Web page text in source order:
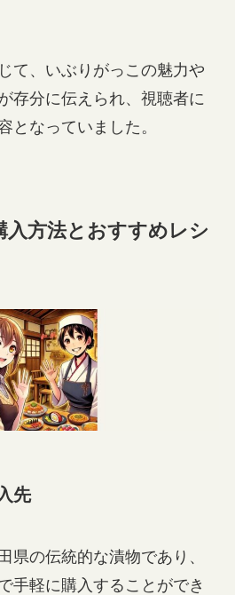
て、いぶりがっこの魅力や
存分に伝えられ、視聴者に
となっていました。
入方法とおすすめレシ
先
県の伝統的な漬物であり、
手軽に購入することができ